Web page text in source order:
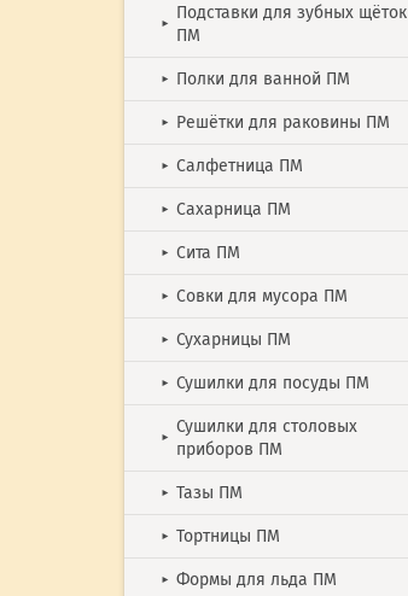
►
Подставки для зубных щёток
ПМ
► Полки для ванной ПМ
► Решётки для раковины ПМ
► Салфетница ПМ
► Сахарница ПМ
► Сита ПМ
► Совки для мусора ПМ
► Сухарницы ПМ
► Сушилки для посуды ПМ
►
Сушилки для столовых
приборов ПМ
► Тазы ПМ
► Тортницы ПМ
► Формы для льда ПМ